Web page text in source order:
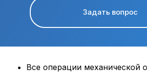
Задать вопрос
Все операции механической